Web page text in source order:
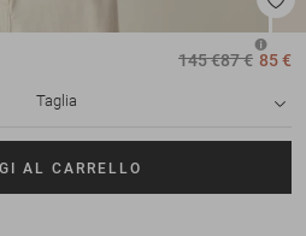
145 €87 € 85 €
Taglia
AL CARRELLO